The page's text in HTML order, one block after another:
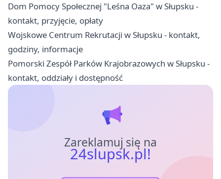
Dom Pomocy Społecznej "Leśna Oaza" w Słupsku -
kontakt, przyjęcie, opłaty
Wojskowe Centrum Rekrutacji w Słupsku - kontakt,
godziny, informacje
Pomorski Zespół Parków Krajobrazowych w Słupsku -
kontakt, oddziały i dostępność
Zareklamuj się na
24slupsk.pl!